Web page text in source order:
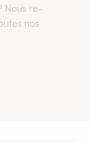
Nous re-
nos